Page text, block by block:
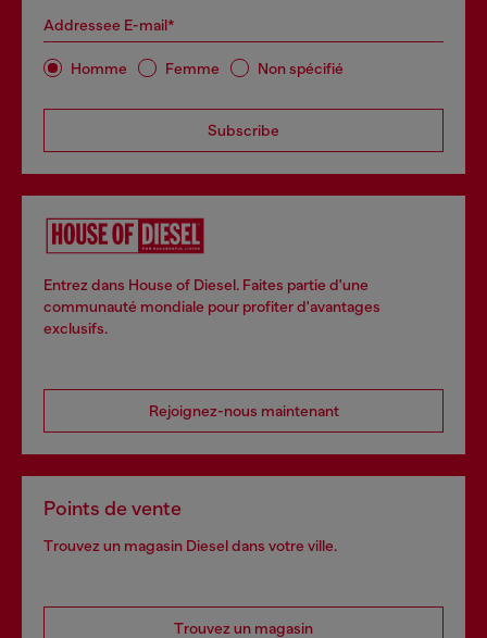
Addressee E-mail*
Homme Femme Non spécifié
Subscribe
Entrez dans House of Diesel. Faites partie d'une
communauté mondiale pour profiter d'avantages
exclusifs.
Rejoignez-nous maintenant
Points de vente
Trouvez un magasin Diesel dans votre ville.
Trouvez un magasin